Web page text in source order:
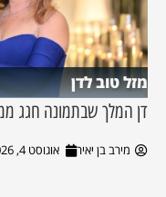
מזל טוב לדן
דן המלך שבתמונה חגג
מירב בן יאיר אוגוסט 4, 2026